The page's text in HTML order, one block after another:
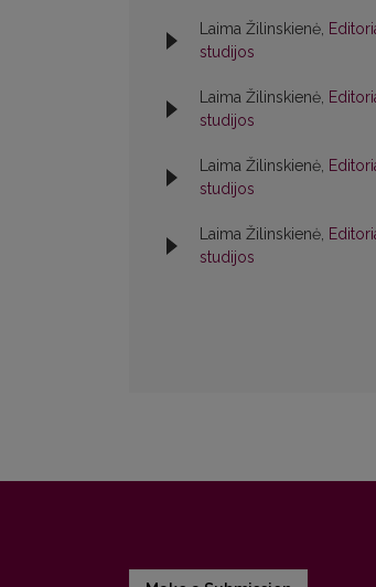
Laima Žilinskienė,
studijos
Laima Žilinskienė,
studijos
Laima Žilinskienė,
studijos
Laima Žilinskienė,
studijos